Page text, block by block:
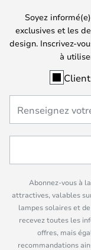
Soyez
exclusives et les
design. Inscrivez-
à
Abonnez-vous à
attractives, valables
lampes solaires et
recevez toutes les
offres, mais
recommandations